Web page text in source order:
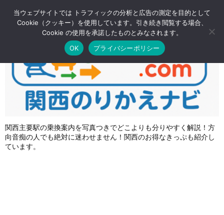
関西主要駅の乗換案内を写真つきでどこよりも分りやすく解説！方
向音痴の人でも絶対に迷わせません！関西のお得なきっぷも紹介し
ています。
当ウェブサイトでは トラフィックの分析と広告の測定を目的として
Cookie（クッキー）を使用しています。引き続き閲覧する場合、
Cookie の使用を承諾したものとみなされます。
OK
プライバシーポリシー